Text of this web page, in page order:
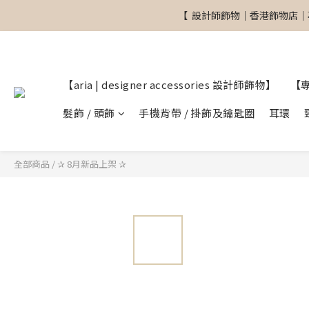
【  設計師飾物｜香港飾物
【  設計師飾物｜香港飾物
【  設計師飾物｜香港飾物店
【aria | designer accessories 設計師飾物】
髮飾 / 頭飾
手機背帶 / 掛飾及鑰匙圈 耳環
全部商品 / ✰ 8月新品上架 ✰